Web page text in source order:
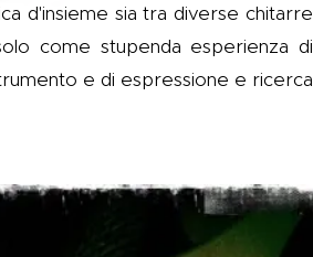
d'insieme sia tra diverse chitarre
come stupenda esperienza di
e di espressione e ricerca